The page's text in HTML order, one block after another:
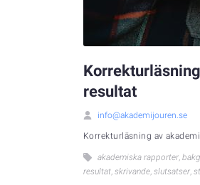
resultat
info@akademijouren.se
Korrekturläsning av
akademiska rapporter,
resultat, skrivande, slutsatser,